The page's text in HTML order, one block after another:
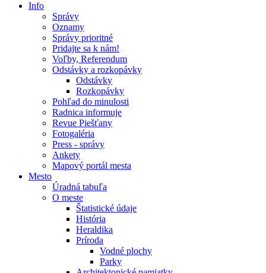
Info
Správy
Oznamy
Správy prioritné
Pridajte sa k nám!
Voľby, Referendum
Odstávky a rozkopávky
Odstávky
Rozkopávky
Pohľad do minulosti
Radnica informuje
Revue Piešťany
Fotogaléria
Press - správy
Ankety
Mapový portál mesta
Mesto
Úradná tabuľa
O meste
Štatistické údaje
História
Heraldika
Príroda
Vodné plochy
Parky